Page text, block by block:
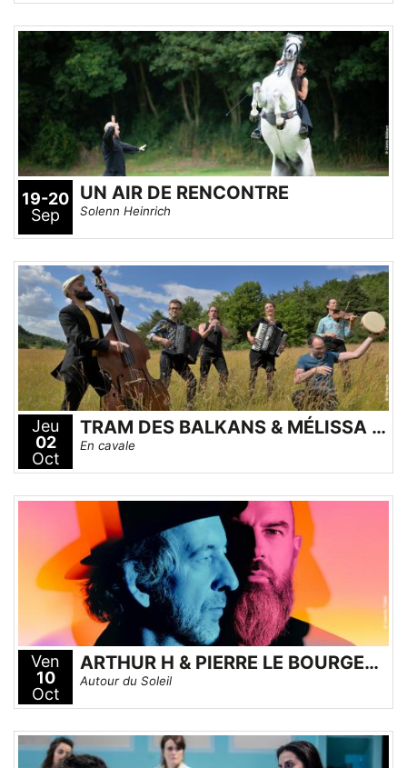
19-20
Sep
UN AIR DE RENCONTRE
Solenn Heinrich
Jeu
02
Oct
TRAM DES BALKANS & MÉLISSA ZANTMAN
En cavale
Ven
10
Oct
ARTHUR H & PIERRE LE BOURGEOIS
Autour du Soleil